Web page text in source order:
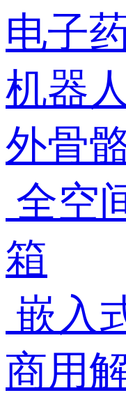
电子
机器人
外骨
全空
箱
嵌入
商用